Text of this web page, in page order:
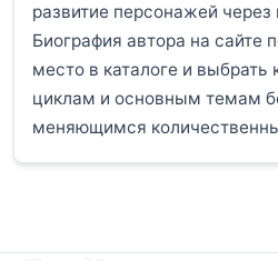
развитие персонажей
Биография автора на сайте
место в каталоге и выбрать
циклам и основным темам
меняющимся